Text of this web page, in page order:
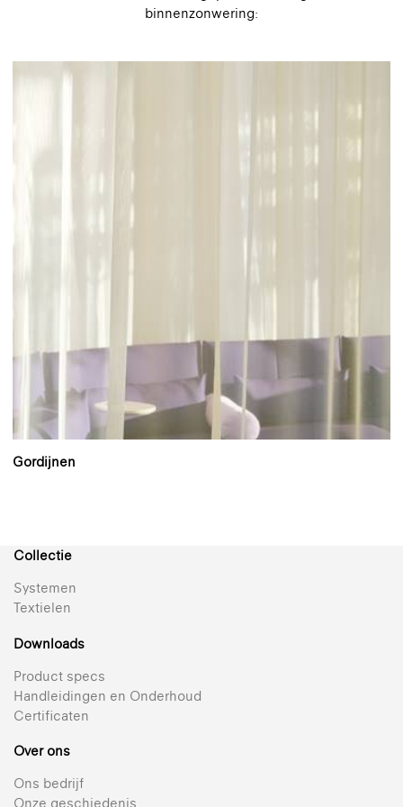
binnenzonwering:
Gordijnen
Collectie
Systemen
Textielen
Downloads
Product specs
Handleidingen en Onderhoud
Certificaten
Over ons
Ons bedrijf
Onze geschiedenis